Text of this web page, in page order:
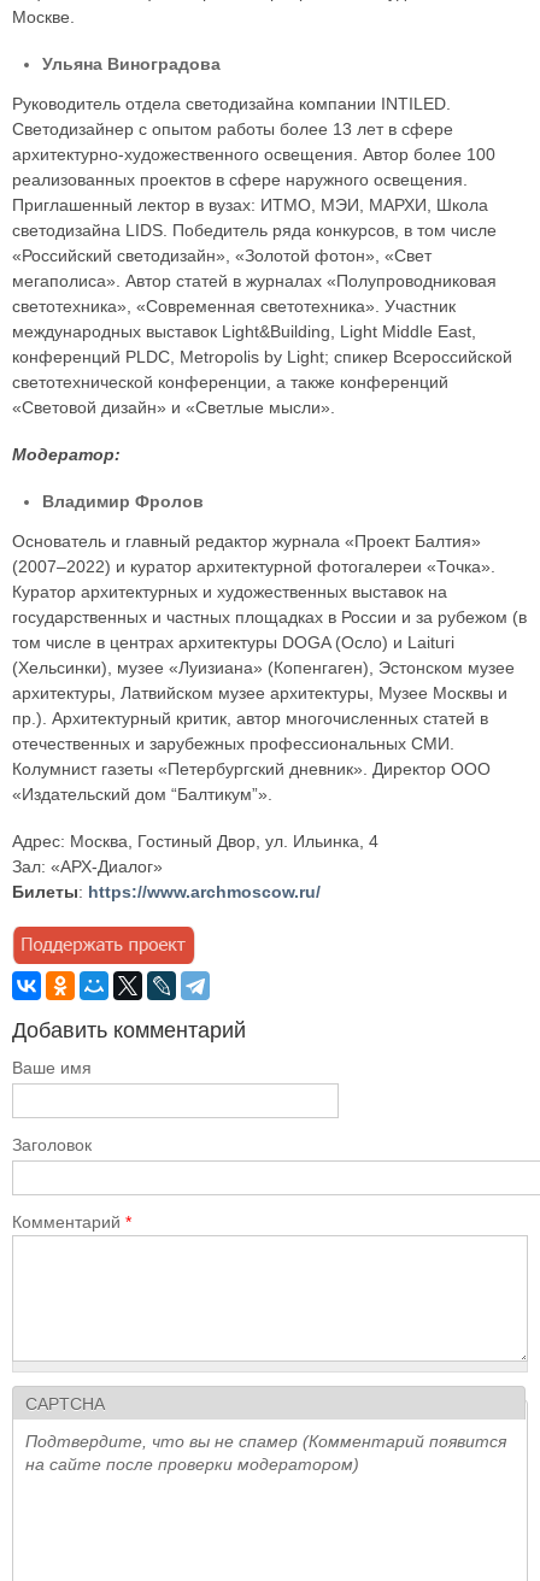
Москве.
Ульяна Виноградова
Руководитель отдела светодизайна компании INTILED.
Светодизайнер с опытом работы более 13 лет в сфере
архитектурно-художественного освещения. Автор более 100
реализованных проектов в сфере наружного освещения.
Приглашенный лектор в вузах: ИТМО, МЭИ, МАРХИ, Школа
cветодизайна LIDS. Победитель ряда конкурсов, в том числе
«Российский светодизайн», «Золотой фотон», «Свет
мегаполиса». Автор статей в журналах «Полупроводниковая
светотехника», «Современная светотехника». Участник
международных выставок Light&Building, Light Middle East,
конференций PLDC, Metropolis by Light; спикер Всероссийской
светотехнической конференции, а также конференций
«Световой дизайн» и «Светлые мысли».
Модератор:
Владимир Фролов
Основатель и главный редактор журнала «Проект Балтия»
(2007–2022) и куратор архитектурной фотогалереи «Точка».
Куратор архитектурных и художественных выставок на
государственных и частных площадках в России и за рубежом (в
том числе в центрах архитектуры DOGA (Осло) и Laituri
(Хельсинки), музее «Луизиана» (Копенгаген), Эстонском музее
архитектуры, Латвийском музее архитектуры, Музее Москвы и
пр.). Архитектурный критик, автор многочисленных статей в
отечественных и зарубежных профессиональных СМИ.
Колумнист газеты «Петербургский дневник». Директор ООО
«Издательский дом “Балтикум”».
Адрес: Москва, Гостиный Двор, ул. Ильинка, 4
Зал: «АРХ-Диалог»
Билеты: https://www.archmoscow.ru/
Добавить комментарий
Ваше имя
Заголовок
Комментарий *
CAPTCHA
Подтвердите, что вы не спамер (Комментарий появится
на сайте после проверки модератором)